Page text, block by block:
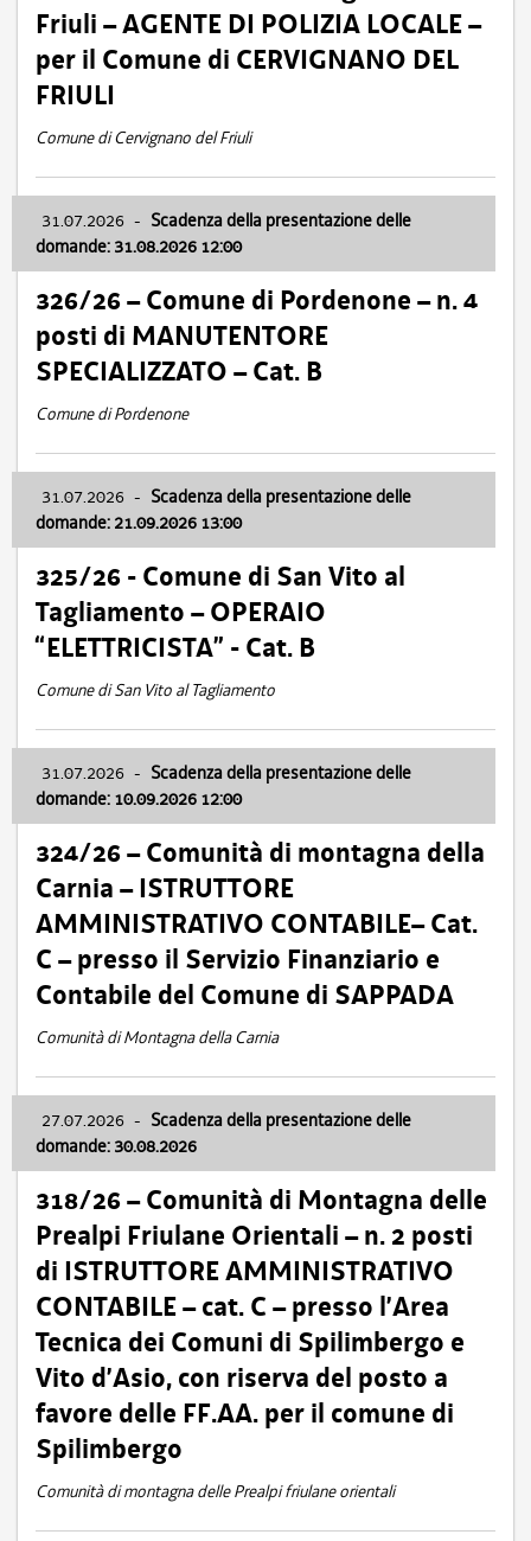
Friuli – AGENTE DI POLIZIA LOCALE –
per il Comune di CERVIGNANO DEL
FRIULI
Comune di Cervignano del Friuli
31.07.2026 - Scadenza della presentazione delle
domande: 31.08.2026 12:00
326/26 – Comune di Pordenone – n. 4
posti di MANUTENTORE
SPECIALIZZATO – Cat. B
Comune di Pordenone
31.07.2026 - Scadenza della presentazione delle
domande: 21.09.2026 13:00
325/26 - Comune di San Vito al
Tagliamento – OPERAIO
“ELETTRICISTA” - Cat. B
Comune di San Vito al Tagliamento
31.07.2026 - Scadenza della presentazione delle
domande: 10.09.2026 12:00
324/26 – Comunità di montagna della
Carnia – ISTRUTTORE
AMMINISTRATIVO CONTABILE– Cat.
C – presso il Servizio Finanziario e
Contabile del Comune di SAPPADA
Comunità di Montagna della Carnia
27.07.2026 - Scadenza della presentazione delle
domande: 30.08.2026
318/26 – Comunità di Montagna delle
Prealpi Friulane Orientali – n. 2 posti
di ISTRUTTORE AMMINISTRATIVO
CONTABILE – cat. C – presso l’Area
Tecnica dei Comuni di Spilimbergo e
Vito d’Asio, con riserva del posto a
favore delle FF.AA. per il comune di
Spilimbergo
Comunità di montagna delle Prealpi friulane orientali